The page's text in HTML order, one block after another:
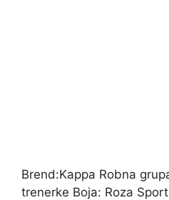
Brend:Kappa Robna
trenerke Boja: Roza